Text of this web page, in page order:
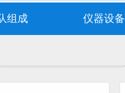
组成 仪器设备